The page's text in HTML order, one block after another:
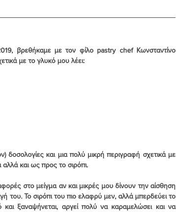
βρεθήκαμε με τον φίλο pastry chef Κωνσταντίνο
με το γλυκό μου λέει:
δοσολογίες και μια πολύ μικρή περιγραφή σχετικά με
και ως προς το σιρόπι.
στο μείγμα αν και μικρές μου δίνουν την αίσθηση
του. Το σιρόπι του πιο ελαφρύ μεν, αλλά μπερδεύει το
ξαναψήνεται, αργεί πολύ να καραμελώσει και να